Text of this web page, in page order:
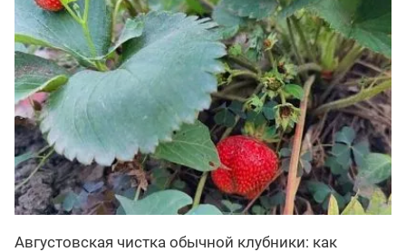
Августовская чистка обычной клубники: как